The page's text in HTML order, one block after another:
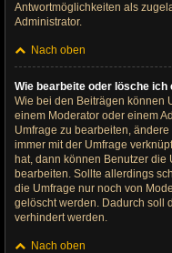
Antwortmöglichkeiten als
Administrator.
Nach oben
Wie bearbeite oder lösche ich
Wie bei den Beiträgen können
einem Moderator oder einem
Umfrage zu bearbeiten,
immer mit der Umfrage
hat, dann können Benutzer
bearbeiten. Sollte allerdings
die Umfrage nur noch von
gelöscht werden. Dadurch soll
verhindert werden.
Nach oben